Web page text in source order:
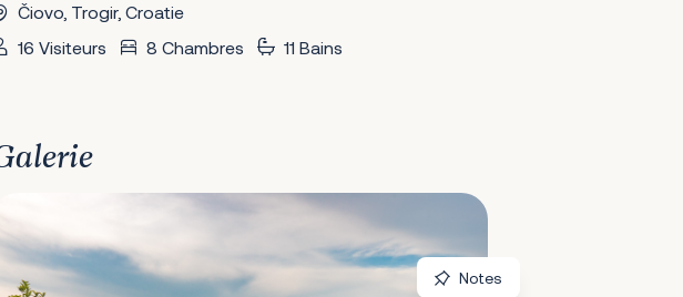
Čiovo, Trogir, Croatie
16 Visiteurs
8 Chambres 11 Bains
Notes